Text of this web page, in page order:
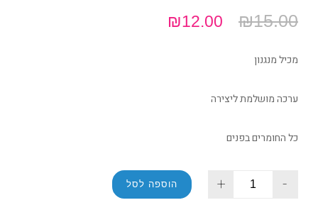
₪15.00
₪12.00
מכיל מנגנון
ערכה מושלמת ליצירה
כל החומרים בפנים
-
+ הוספה לסל